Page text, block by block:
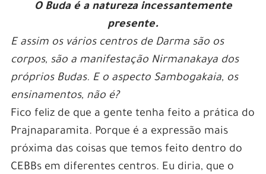
O Buda é a natureza incessantemente
presente.
E assim os vários centros de Darma são os
corpos, são a manifestação Nirmanakaya dos
próprios Budas. E o aspecto Sambogakaia, os
ensinamentos, não é?
Fico feliz de que a gente tenha feito a prática do
Prajnaparamita. Porque é a expressão mais
próxima das coisas que temos feito dentro do
CEBBs em diferentes centros. Eu diria, que o